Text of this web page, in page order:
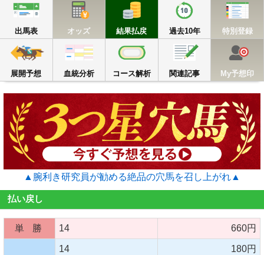
出馬表 オッズ
結果払戻
結果払戻
過去10年
過去10年
特別登録
展開予想
展開予想
血統分析
血統分析
コース解析
コース解析
関連記事
関連記事 My予想印
▲腕利き研究員が勧める絶品の穴馬を召し上がれ▲
払い戻し
単 勝 14 660円
14
180円